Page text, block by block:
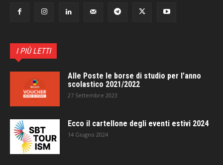
I PIÙ LETTI
Alle Poste le borse di studio per l’anno
scolastico 2021/2022
27 Settembre 2023
Ecco il cartellone degli eventi estivi 2024
14 Giugno 2024